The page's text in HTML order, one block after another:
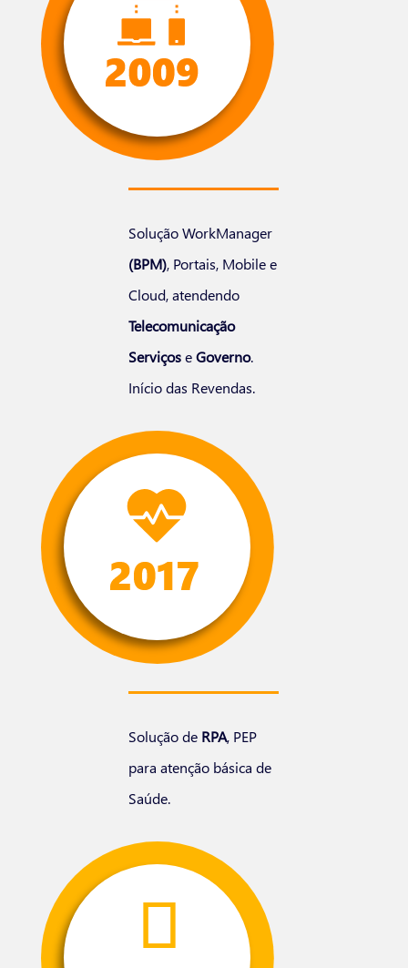
Solução WorkManager
(BPM), Portais, Mobile e
Cloud, atendendo
Telecomunicação
ServiçoseGoverno.
Início das Revendas.
Solução de RPA, PEP
para atenção básica de
Saúde.